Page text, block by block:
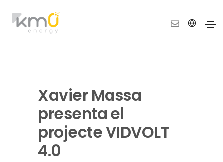
Xavier Massa
presenta el
projecte VIDVOLT
4.0